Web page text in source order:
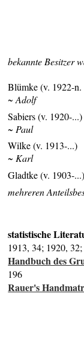
bekannte Besitzer
Blümke (v. 1922-n.
~ Adolf
Sabiers (v. 1920-...)
~ Paul
Wilke (v. 1913-...)
~ Karl
Gladtke (v. 1903-...)
mehreren
statistische
1913, 34; 1920,
Handbuch des
196
Rauer's